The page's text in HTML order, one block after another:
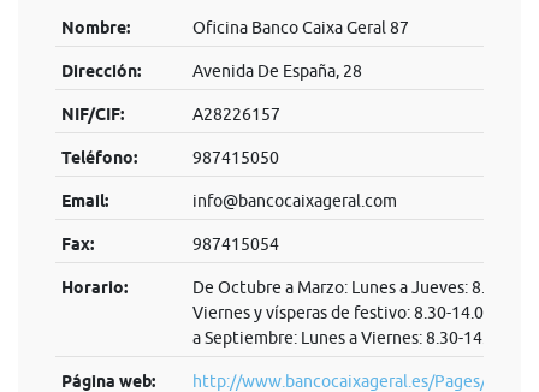
Nombre: Oficina Banco Caixa Geral 87
Dirección: Avenida De España, 28
NIF/CIF: A28226157
Teléfono: 987415050
Email: info@bancocaixageral.com
Fax: 987415054
Horario:
De Octubre a Marzo: Lunes a Jueves: 8.30-
Viernes y vísperas de festivo: 8.30-14.00 De
a Septiembre: Lunes a Viernes: 8.30-14.00
Página web: http://www.bancocaixageral.es/Pages/